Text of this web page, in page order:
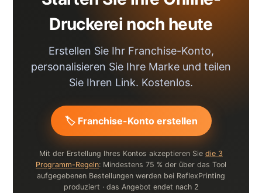
Druckerei noch heute
Erstellen Sie Ihr Franchise-Konto,
personalisieren Sie Ihre Marke und teilen
Sie Ihren Link. Kostenlos.
🏷️ Franchise-Konto erstellen
Mit der Erstellung Ihres Kontos akzeptieren Sie die 3
Programm-Regeln: Mindestens 75 % der über das Tool
aufgegebenen Bestellungen werden bei ReflexPrinting
produziert · das Angebot endet nach 2